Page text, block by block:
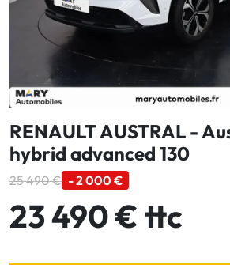
RENAULT AUSTRAL -
hybrid advanced 130
25 490 € - 2 000 €
23 490 € ttc